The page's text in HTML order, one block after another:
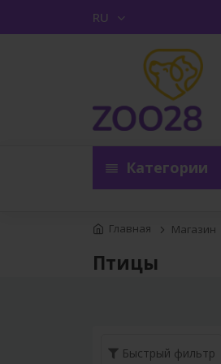
RU
Категории
Главная Магазин
Птицы
Быстрый фильтр